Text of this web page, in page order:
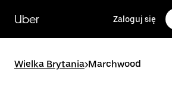
głównej
zawartości
Uber Zaloguj się
Wielka Brytania>Marchwood